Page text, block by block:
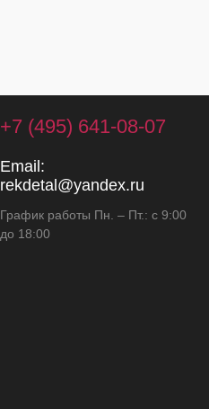
+7 (495) 641-08-07
Email:
rekdetal@yandex.ru
График работы Пн. – Пт.: с 9:00
до 18:00